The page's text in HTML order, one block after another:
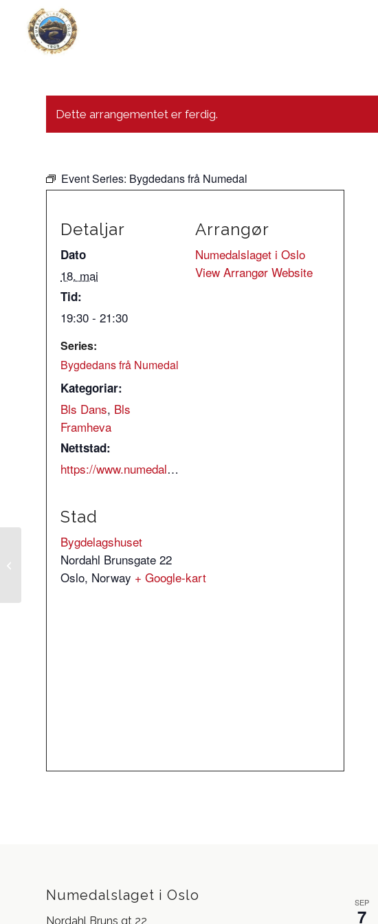
Dette arrangementet er ferdig.
Event Series: Bygdedans frå Numedal
Detaljar
Dato
18. mai
Tid:
19:30 - 21:30
Series:
Bygdedans frå Numedal
Kategoriar:
Bls Dans, Bls
Framheva
Nettstad:
https://www.numedalslaget.no/dans/
Arrangør
Numedalslaget i Oslo
View Arrangør Website
Stad
Bygdelagshuset
Nordahl Brunsgate 22
Oslo, Norway + Google-kart
Numedalslaget i Oslo
Nordahl Bruns gt 22
SEP
7
Bygdedans frå
Numedal